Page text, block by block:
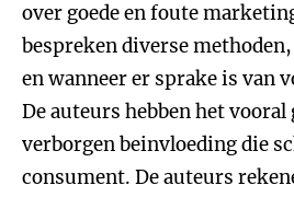
over goede en foute
bespreken diverse
en wanneer er sprake is van
De auteurs hebben het vooral
verborgen beinvloeding die
consument. De auteurs